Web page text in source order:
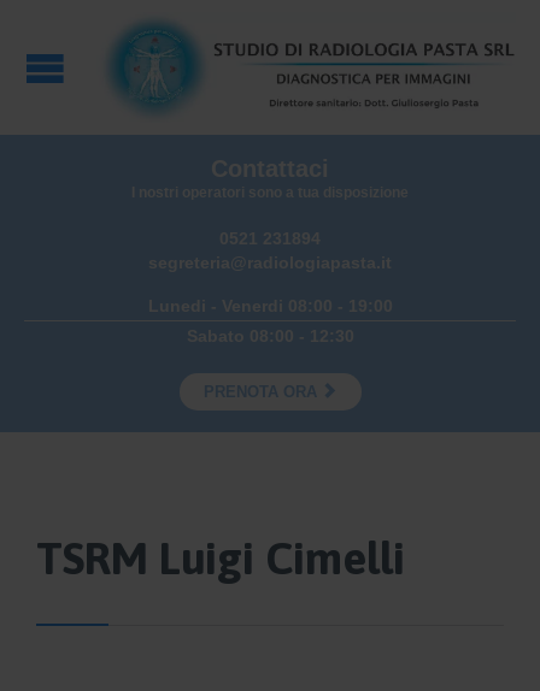
Contattaci
I nostri operatori sono a tua disposizione
0521 231894
segreteria@radiologiapasta.it
Lunedi - Venerdi 08:00 - 19:00
Sabato 08:00 - 12:30
PRENOTA ORA 
TSRM Luigi Cimelli